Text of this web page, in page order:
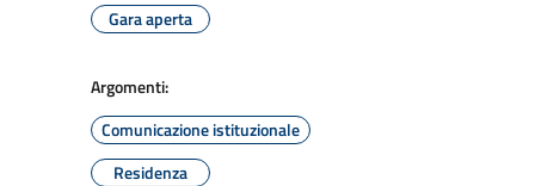
Gara aperta
Argomenti:
Comunicazione istituzionale
Residenza